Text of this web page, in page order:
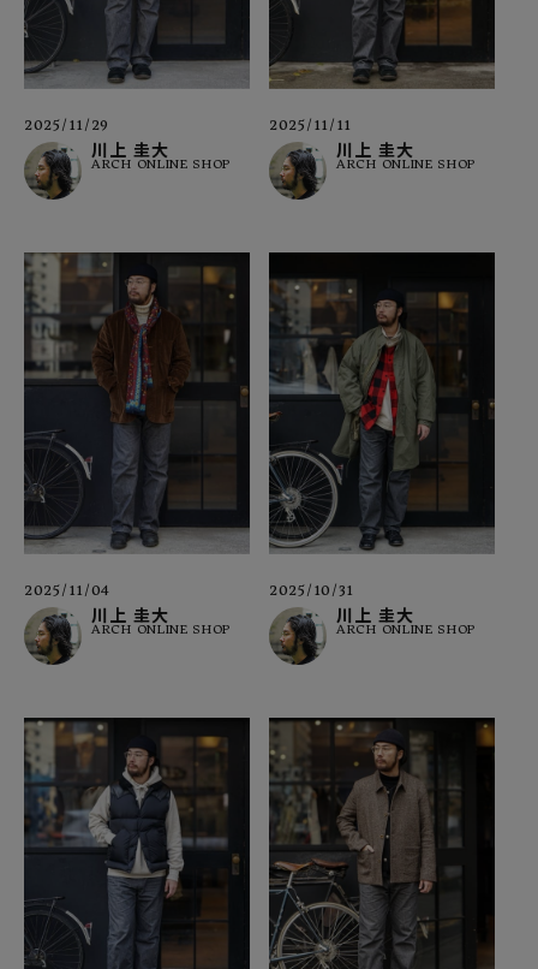
2025/11/29
川上 圭大
ARCH ONLINE SHOP
2025/11/11
川上 圭大
ARCH ONLINE SHOP
2025/11/04
川上 圭大
ARCH ONLINE SHOP
2025/10/31
川上 圭大
ARCH ONLINE SHOP